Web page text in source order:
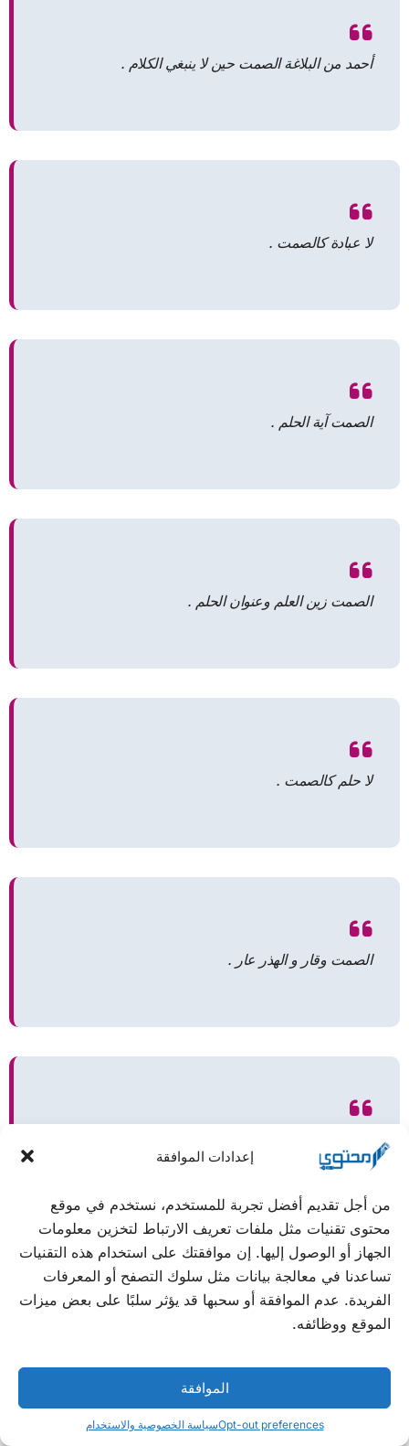
إعدادات الموافقة
من أجل تقديم أفضل تجربة للمستخدم، نستخدم في موقع
محتوى تقنيات مثل ملفات تعريف الارتباط لتخزين معلومات
الجهاز أو الوصول إليها. إن موافقتك على استخدام هذه التقنيات
تساعدنا في معالجة بيانات مثل سلوك التصفح أو المعرفات
الفريدة. عدم الموافقة أو سحبها قد يؤثر سلبًا على بعض ميزات
الموقع ووظائفه.
الموافقة
Opt-out preferencesسياسة الخصوصية والاستخدام
أحمد من البلاغة الصمت حين لا ينبغي الكلام .
لا عبادة كالصمت .
الصمت آية الحلم .
الصمت زين العلم وعنوان الحلم .
لا حلم كالصمت .
الصمت وقار و الهذر عار .
بالصمت يكثر الوقار .